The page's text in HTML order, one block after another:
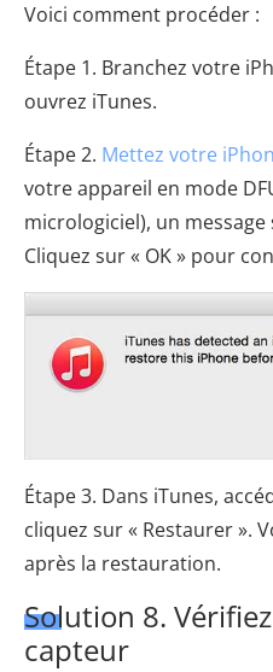
Voici comment procéder :
Étape 1. Branchez votre
ouvrez iTunes.
Étape 2. Mettez votre
votre appareil en mode
micrologiciel), un
Cliquez sur « OK » pour
Étape 3. Dans iTunes,
cliquez sur « Restaurer ».
après la restauration.
Solution 8.
capteur